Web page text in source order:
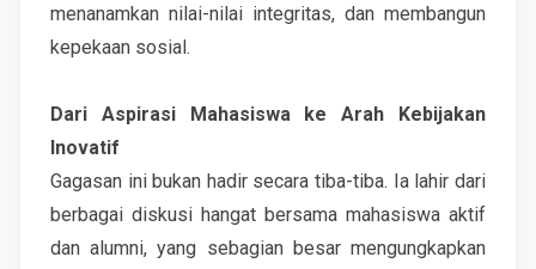
menanamkan nilai-nilai integritas, dan membangun
kepekaan sosial.
Dari Aspirasi Mahasiswa ke Arah Kebijakan
Inovatif
Gagasan ini bukan hadir secara tiba-tiba. Ia lahir dari
berbagai diskusi hangat bersama mahasiswa aktif
dan alumni, yang sebagian besar mengungkapkan